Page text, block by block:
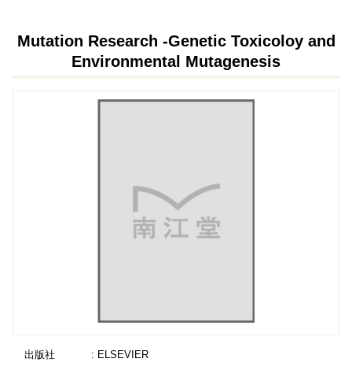
Mutation Research -Genetic Toxicoloy and
Environmental Mutagenesis
出版社
: ELSEVIER